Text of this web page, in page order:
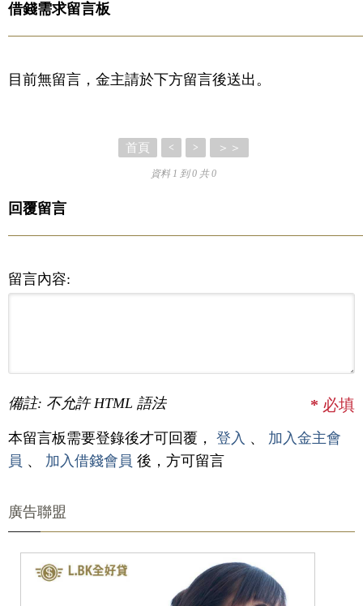
借錢需求留言板
目前無留言，金主請於下方留言後送出。
首頁 < > ＞＞
資料 1 到 0 共 0
回覆留言
留言內容:
備註: 不允許 HTML 語法 * 必填
本留言板需要登錄後才可回覆， 登入 、 加入金主會
員 、 加入借錢會員 後，方可留言
廣告聯盟